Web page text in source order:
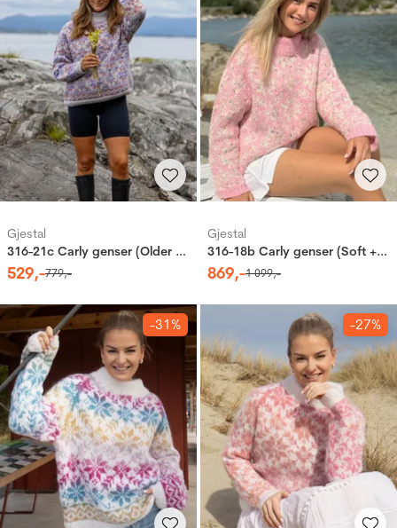
Gjestal
316-21c Carly genser (Older + Pretty Print)
529,-779,-
Gjestal
316-18b Carly genser (Soft + Cortina Soft)
869,-1 099,-
-31% -27%